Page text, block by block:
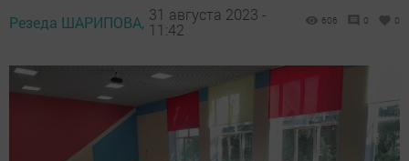
Резеда ШАРИПОВА, 31 августа 2023 -
11:42
606 0 0